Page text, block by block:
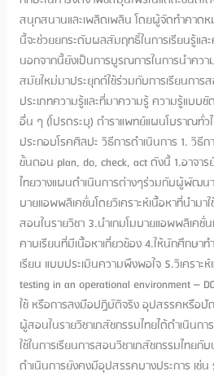
สนุกสนานและเพลิดเพลิน โดยผู้จัดทำคาด
นี้จะช่วยยกระดับผลสัมฤทธิ์ในการเรียนรู้แล
นอกจากนี้ยังเป็นการบูรณการในการนำควา
สมัยใหม่มาประยุกต์ใช้ร่วมกับการเรียนกา
ประเภทความรู้และที่มาความรู้ ความรู้แบบชั
อื่น ๆ (โปรดระบุ) ตำราแพทย์แผนโบราณทั่ว
ประกอบโรคศิลปะ วิธีการดำเนินการ 1. วิธี
ขั้นตอน plan, do, check, act ดังนี้ 1.อาจา
ไทยวางแผนดำเนินการต่างๆร่วมกับผู้พัฒ
บายแอพพลิเคชั่นโดยวิเคราะห์เนื้อหาที่นำม
สอนในรายวิชา 3.นำเกมโมบายแอพพลิเคชั่น
คาบเรียนที่มีเนื้อหาเกี่ยวข้อง 4.ให้นักศึกษา
เรียน แบบประเมินความพึงพอใจ 5.วิเคราะ
testing in an operational environment –
ใช้ หรือการลงมือปฏิบัติจริง อุปสรรคหรือ
ผู้สอนในรายวิชาเภสัชกรรมไทยได้ดำเนินก
ใช้ในการเรียนการสอนวิชาเภสัชกรรมไทย
ดำเนินการยังคงมีอุปสรรคบางประการ เช่